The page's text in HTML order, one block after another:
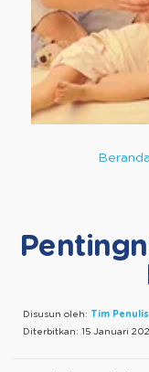
Beranda
Disusun oleh: Tim Penulis
Diterbitkan: 15 Januari